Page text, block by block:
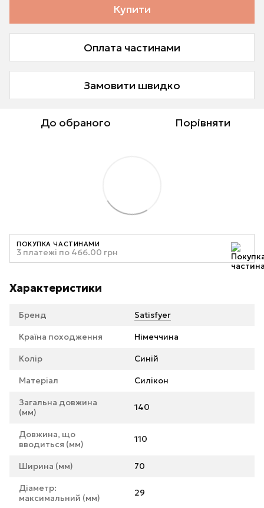
Купити
Оплата частинами
Замовити швидко
До обраного Порівняти
ПОКУПКА ЧАСТИНАМИ
3 платежі по 466.00 грн
Характеристики
Бренд Satisfyer
Країна походження Німеччина
Колір Синій
Матеріал Силікон
Загальна довжина
(мм)
140
Довжина, що
вводиться (мм)
110
Ширина (мм) 70
Діаметр:
максимальний (мм)
29